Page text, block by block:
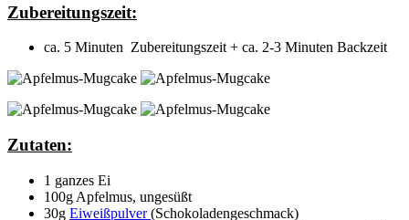
Zubereitungszeit:
ca. 5 Minuten Zubereitungszeit + ca. 2-3 Minuten Backzeit
Zutaten:
1 ganzes Ei
100g Apfelmus, ungesüßt
30g Eiweißpulver(Schokoladengeschmack)